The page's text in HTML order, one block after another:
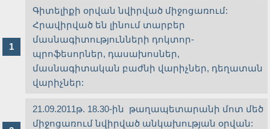
Գիտելիքի օրվան նվիրված միջոցառում:
Հրավիրված են լինում տարբեր
մասնագիտությունների դոկտոր-
պրոֆեսորներ, դասախոսներ,
մասնագիտական բաժնի վարիչներ, դեղատան
վարիչներ:
21.09.2011թ. 18.30-ին թաղապետարանի մոտ մեծ
միջոցառում նվիրված անկախության օրվան: